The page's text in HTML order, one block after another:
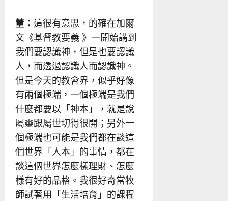
董： 這很有意思，的確在加爾
文《基督教要義 》一開始講到
我們要認識神，但是也要認識
人，而透過認識人而認識神。
但是今天的教會界，似乎好像
有兩個極端，一個極端是我們
什麼都要以「神本」，就是說
屬靈跟屬世切得很開；另外一
個極端也可能是我們都在談這
個世界「人本」的事情，都在
談這個世界怎麼樣理財、怎麼
樣有好的品格。我很好奇當牧
師試著用「生活培育」的課程